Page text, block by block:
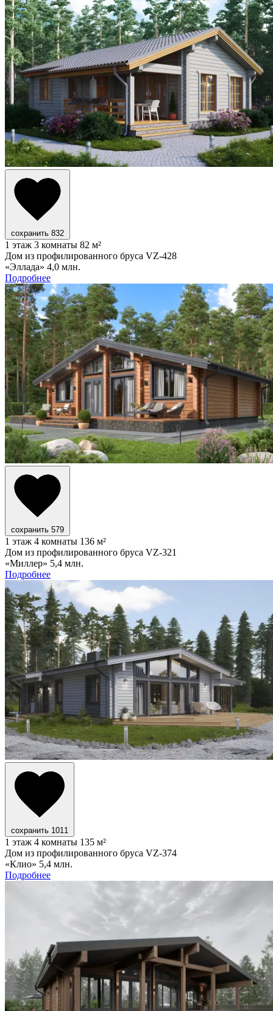
сохранить 832
1 этаж 3 комнаты 82 м²
Дом из профилированного бруса VZ-428
«Эллада» 4,0 млн.
Подробнее
сохранить 579
1 этаж 4 комнаты 136 м²
Дом из профилированного бруса VZ-321
«Миллер» 5,4 млн.
Подробнее
сохранить 1011
1 этаж 4 комнаты 135 м²
Дом из профилированного бруса VZ-374
«Клио» 5,4 млн.
Подробнее